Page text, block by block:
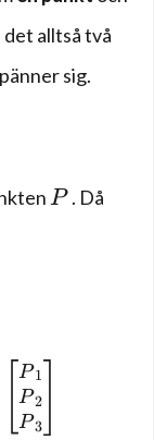
det alltså två
sig.
P
P. Då
x
P 1
P2
P3